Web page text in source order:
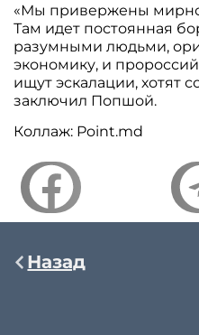
«Мы привержены
Там идет постоянная
разумными людьми,
экономику, и
ищут эскалации, хотят
заключил Попшой.
Коллаж: Point.md
Назад